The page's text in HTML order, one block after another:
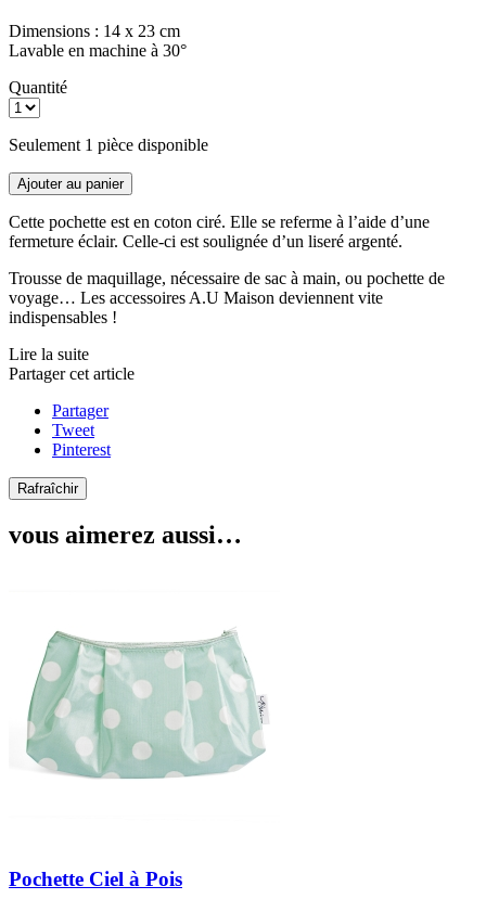
Dimensions : 14 x 23 cm
Lavable en machine à 30°
Quantité
Seulement 1 pièce disponible
Ajouter au panier
Cette pochette est en coton ciré. Elle se referme à l’aide d’une
fermeture éclair. Celle-ci est soulignée d’un liseré argenté.
Trousse de maquillage, nécessaire de sac à main, ou pochette de
voyage… Les accessoires A.U Maison deviennent vite
indispensables !
Lire la suite
Partager cet article
Partager
Tweet
Pinterest
vous aimerez aussi…
Pochette Ciel à Pois